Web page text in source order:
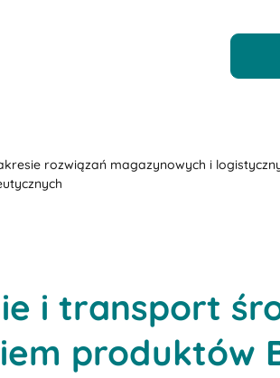
rozwiązań magazynowych i
i transport
produktów